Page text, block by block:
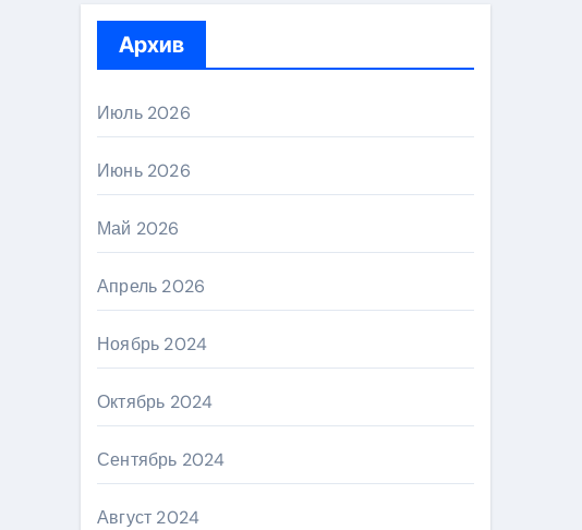
Архив
Июль 2026
Июнь 2026
Май 2026
Апрель 2026
Ноябрь 2024
Октябрь 2024
Сентябрь 2024
Август 2024